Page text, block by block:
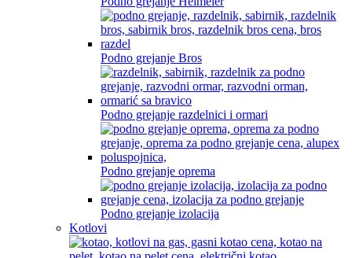
Podno grejanje Bros
Podno grejanje razdelnici i ormari
Podno grejanje oprema
Podno grejanje izolacija
Kotlovi